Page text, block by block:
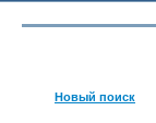
Новый поиск